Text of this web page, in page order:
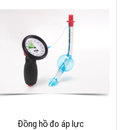
Đồng hồ đo áp lực